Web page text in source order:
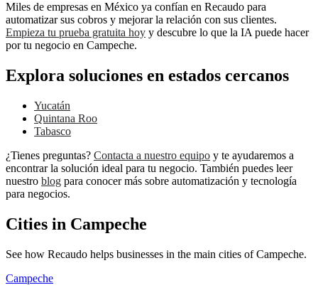
Miles de empresas en México ya confían en Recaudo para
automatizar sus cobros y mejorar la relación con sus clientes.
Empieza tu prueba gratuita hoy y descubre lo que la IA puede hacer
por tu negocio en Campeche.
Explora soluciones en estados cercanos
Yucatán
Quintana Roo
Tabasco
¿Tienes preguntas? Contacta a nuestro equipo y te ayudaremos a
encontrar la solución ideal para tu negocio. También puedes leer
nuestro blog para conocer más sobre automatización y tecnología
para negocios.
Cities in Campeche
See how Recaudo helps businesses in the main cities of Campeche.
Campeche